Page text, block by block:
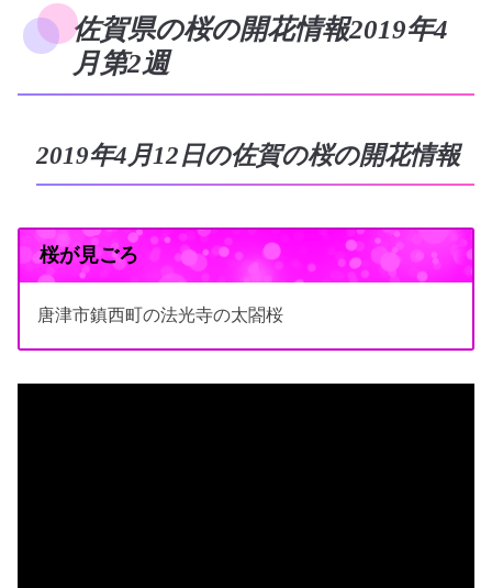
佐賀県の桜の開花情報2019年4
月第2週
2019年4月12日の佐賀の桜の開花情報
桜が見ごろ
唐津市鎮西町の法光寺の太閤桜